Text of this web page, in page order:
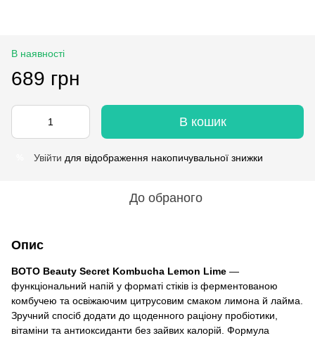
В наявності
689 грн
В кошик
Увійти для відображення накопичувальної знижки
До обраного
Опис
BOTO Beauty Secret Kombucha Lemon Lime —
функціональний напій у форматі стіків із ферментованою
комбучею та освіжаючим цитрусовим смаком лимона й лайма.
Зручний спосіб додати до щоденного раціону пробіотики,
вітаміни та антиоксиданти без зайвих калорій. Формула